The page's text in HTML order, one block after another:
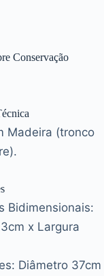
Conservação
Madeira (tronco
Bidimensionais:
x Largura
Diâmetro 37cm